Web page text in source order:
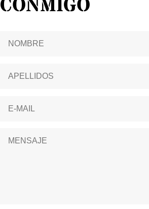
CONMIGO